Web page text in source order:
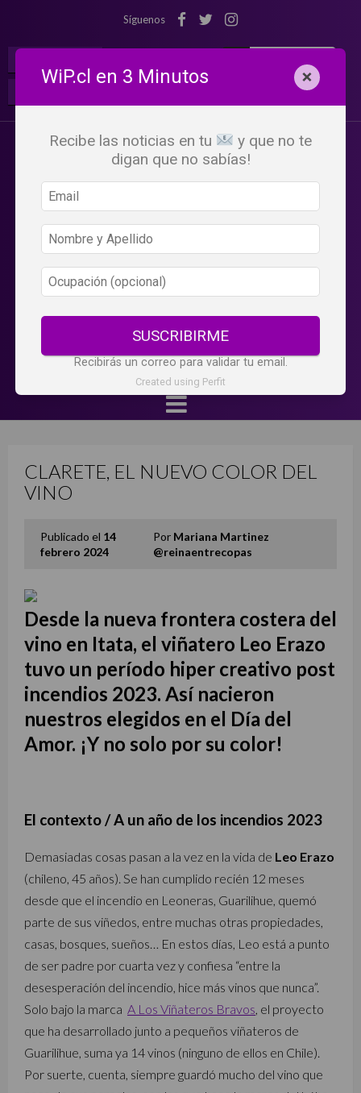
Síguenos
CLARETE, EL NUEVO COLOR DEL
VINO
Publicado el 14
febrero 2024
Por Mariana Martinez
@reinaentrecopas
Desde la nueva frontera costera del
vino en Itata, el viñatero Leo Erazo
tuvo un período hiper creativo post
incendios 2023. Así nacieron
nuestros elegidos en el Día del
Amor. ¡Y no solo por su color!
El contexto / A un año de los incendios 2023
Demasiadas cosas pasan a la vez en la vida de Leo Erazo
(chileno, 45 años). Se han cumplido recién 12 meses
desde que el incendio en Leoneras, Guarilihue, quemó
parte de sus viñedos, entre muchas otras propiedades,
casas, bosques, sueños… En estos días, Leo está a punto
de ser padre por cuarta vez y confiesa “entre la
desesperación del incendio, hice más vinos que nunca”.
Solo bajo la marca A Los Viñateros Bravos , el proyecto
que ha desarrollado junto a pequeños viñateros de
Guarilihue, suma ya 14 vinos (ninguno de ellos en Chile).
Por suerte, cuenta, siempre guardó mucho del vino que
WiP.cl en 3 Minutos ×
Recibe las noticias en tu
y que no te
digan que no sabías!
SUSCRIBIRME
Recibirás un correo para validar tu email.
Created using Perfit